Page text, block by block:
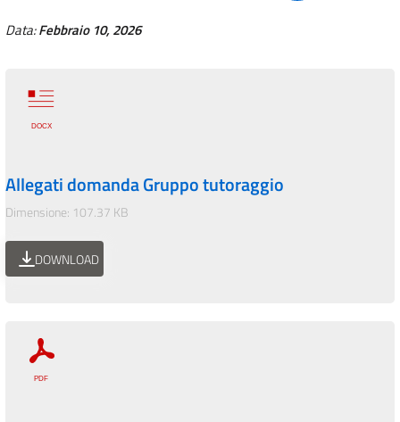
Data:Febbraio 10, 2026
Allegati domanda Gruppo tutoraggio
Dimensione: 107.37 KB
DOWNLOAD